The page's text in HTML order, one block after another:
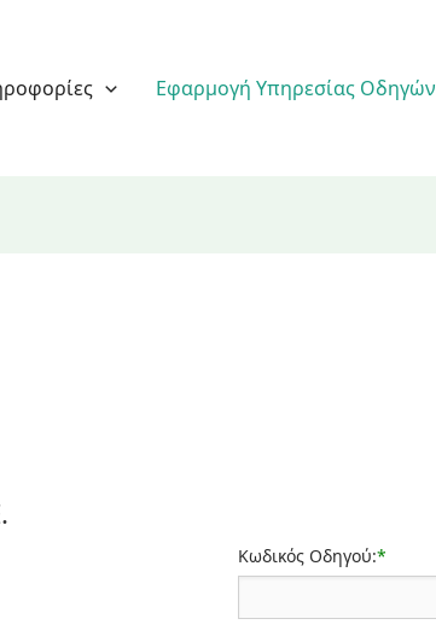
Εφαρμογή Υπηρεσίας Οδηγών